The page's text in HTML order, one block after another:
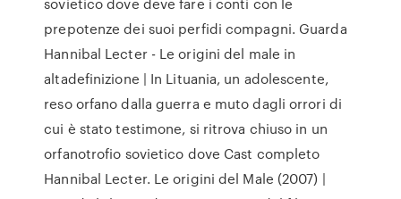
prepotenze dei suoi perfidi compagni. Guarda
Hannibal Lecter - Le origini del male in
altadefinizione | In Lituania, un adolescente,
reso orfano dalla guerra e muto dagli orrori di
cui è stato testimone, si ritrova chiuso in un
orfanotrofio sovietico dove Cast completo
Hannibal Lecter. Le origini del Male (2007) |